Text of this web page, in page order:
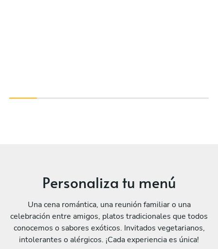
Personaliza tu menú
Una cena romántica, una reunión familiar o una
celebración entre amigos, platos tradicionales que todos
conocemos o sabores exóticos. Invitados vegetarianos,
intolerantes o alérgicos. ¡Cada experiencia es única!